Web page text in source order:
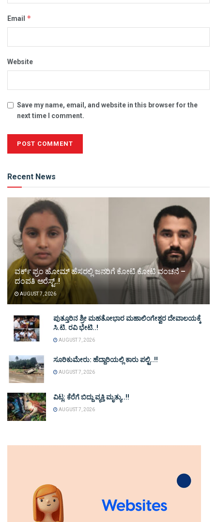
Email *
Website
Save my name, email, and website in this browser for the
next time I comment.
Recent News
ವರ್ಕ್ ಫ್ರಂ ಹೋಮ್ ಹೆಸರಲ್ಲಿ ಜನರಿಗೆ ಕೋಟಿ ಕೋಟಿ ವಂಚನೆ –
ದಂಪತಿ ಅರೆಸ್ಟ್..!
AUGUST 7, 2026
ಪುತ್ತೂರಿನ ಶ್ರೀ ಮಹತೋಭಾರ ಮಹಾಲಿಂಗೇಶ್ವರ ದೇವಾಲಯಕ್ಕೆ
ಸಿ.ಟಿ. ರವಿ ಭೇಟಿ..!
AUGUST 7, 2026
ಸೂರಿಕುಮೇರು: ಹೆದ್ದಾರಿಯಲ್ಲಿ ಕಾರು ಪಲ್ಟಿ..!!
AUGUST 7, 2026
ವಿಟ್ಲ: ಕೆರೆಗೆ ಬಿದ್ದು ವ್ಯಕ್ತಿ ಮೃತ್ಯು..!!
AUGUST 7, 2026